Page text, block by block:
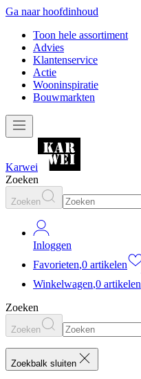
Ga naar hoofdinhoud
Toon hele assortiment
Advies
Klantenservice
Actie
Wooninspiratie
Bouwmarkten
Karwei
Zoeken
Zoeken
Inloggen
Favorieten,0 artikelen
Winkelwagen,0 artikelen
Zoeken
Zoeken
Zoekbalk sluiten